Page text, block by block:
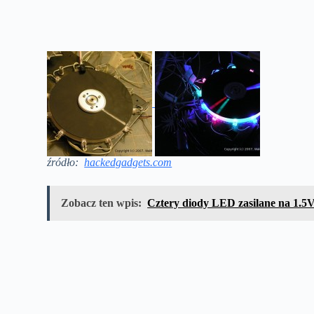
źródło:hackedgadgets.com
Zobacz ten wpis: Cztery diody LED zasilane na